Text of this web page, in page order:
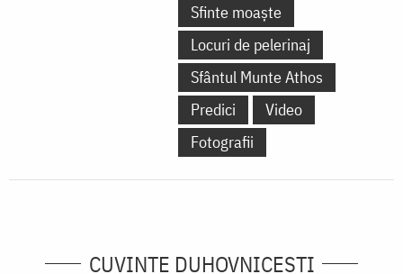
Sfinte moaște
Locuri de pelerinaj
Sfântul Munte Athos
Predici
Video
Fotografii
CUVINTE DUHOVNICEȘTI